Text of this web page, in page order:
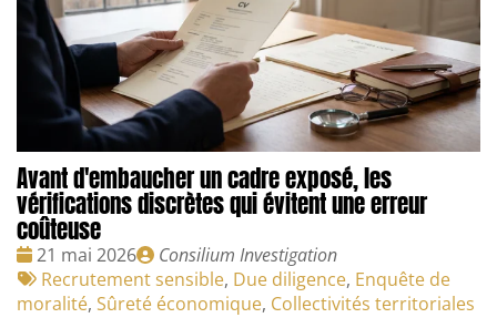
Avant d'embaucher un cadre exposé, les
vérifications discrètes qui évitent une erreur
coûteuse
Date
:
21 mai 2026
Publié
par
Consilium Investigation
Tags
:
Recrutement sensible, Due diligence, Enquête de
moralité, Sûreté économique, Collectivités territoriales